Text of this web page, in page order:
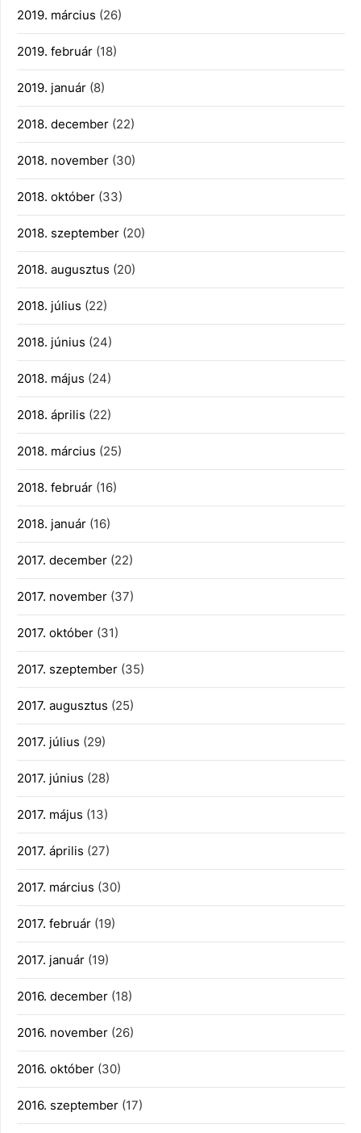
2019. március (26)
2019. február (18)
2019. január (8)
2018. december (22)
2018. november (30)
2018. október (33)
2018. szeptember (20)
2018. augusztus (20)
2018. július (22)
2018. június (24)
2018. május (24)
2018. április (22)
2018. március (25)
2018. február (16)
2018. január (16)
2017. december (22)
2017. november (37)
2017. október (31)
2017. szeptember (35)
2017. augusztus (25)
2017. július (29)
2017. június (28)
2017. május (13)
2017. április (27)
2017. március (30)
2017. február (19)
2017. január (19)
2016. december (18)
2016. november (26)
2016. október (30)
2016. szeptember (17)